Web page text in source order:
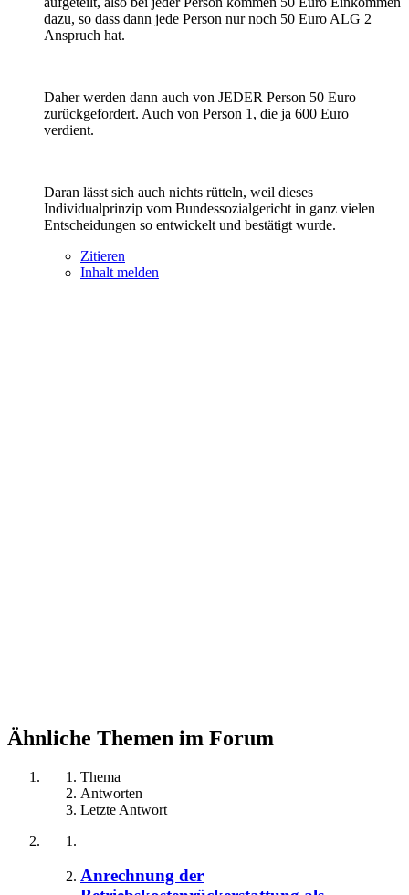
dazu, so dass dann jede Person nur noch 50 Euro ALG 2
Anspruch hat.
Daher werden dann auch von JEDER Person 50 Euro
zurückgefordert. Auch von Person 1, die ja 600 Euro
verdient.
Daran lässt sich auch nichts rütteln, weil dieses
Individualprinzip vom Bundessozialgericht in ganz vielen
Entscheidungen so entwickelt und bestätigt wurde.
Zitieren
Inhalt melden
Ähnliche Themen im Forum
Thema
Antworten
Letzte Antwort
Anrechnung der